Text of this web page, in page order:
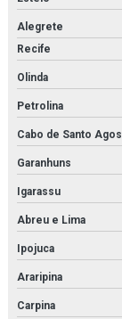
Montagens
Montagens e
Motor de pistão
Oilon
Orificio danfoss
Parker hda
Placa de trocador
Alegrete
Recife
Olinda
Petrolina
Cabo de Santo
Garanhuns
Igarassu
Abreu e Lima
Ipojuca
Araripina
Carpina